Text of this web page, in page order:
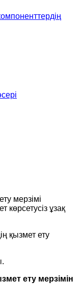
мерзімі
көрсетусіз ұзақ
қызмет ету
ету мерзімін